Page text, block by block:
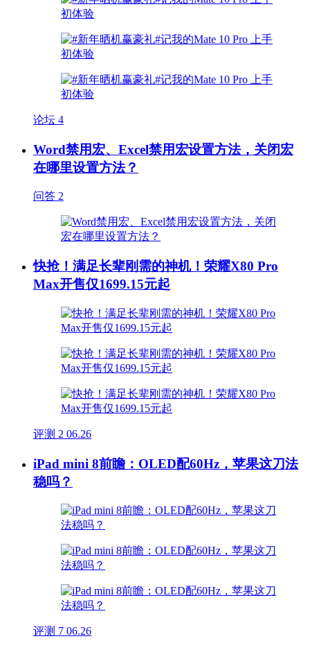
论坛 4
Word禁用宏、Excel禁用宏设置方法，关闭宏
在哪里设置方法？
问答 2
快抢！满足长辈刚需的神机！荣耀X80 Pro
Max开售仅1699.15元起
评测 2 06.26
iPad mini 8前瞻：OLED配60Hz，苹果这刀法
稳吗？
评测 7 06.26